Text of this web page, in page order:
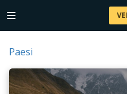
Paesi